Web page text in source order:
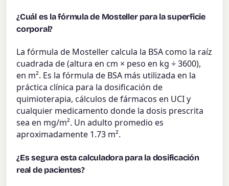
¿Cuál es la fórmula de Mosteller para la superficie
corporal?
La fórmula de Mosteller calcula la BSA como la raíz
cuadrada de (altura en cm × peso en kg ÷ 3600),
en m². Es la fórmula de BSA más utilizada en la
práctica clínica para la dosificación de
quimioterapia, cálculos de fármacos en UCI y
cualquier medicamento donde la dosis prescrita
sea en mg/m². Un adulto promedio es
aproximadamente 1.73 m².
¿Es segura esta calculadora para la dosificación
real de pacientes?